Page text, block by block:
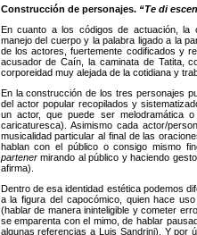
Construcción de personajes. “Te di
En cuanto a los códigos de actuación, la
manejo del cuerpo y la palabra ligado a la
de los actores, fuertemente codificados y
acusador de Caín, la caminata de Tatita,
corporeidad muy alejada de la cotidiana y
En la construcción de los tres personajes
del actor popular recopilados y
un actor, que puede ser melodramática
caricaturesca). Asimismo cada actor/
musicalidad particular al final de las
hablan con el público o consigo mismo
partenermirando al público y haciendo
afirma).
Dentro de esa identidad estética podemos
a la figura del capocómico, quien hace
(hablar de manera ininteligible y cometer
se emparenta con el mimo, de hablar
algunas referencias a Luis Sandrini). Y por